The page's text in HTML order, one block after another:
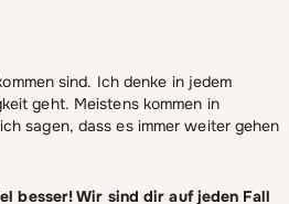
sind. Ich denke in jedem
geht. Meistens kommen in
sagen, dass es immer weiter gehen
besser! Wir sind dir auf jeden Fall